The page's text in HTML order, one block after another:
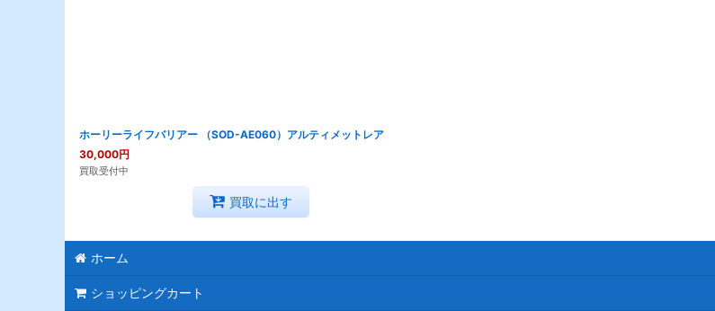
ホーリーライフバリアー （SOD-AE060）アルティメットレア
30,000円
買取受付中
買取に出す
ホーム
ショッピングカート